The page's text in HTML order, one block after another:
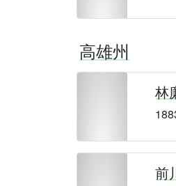
高雄州
林
前